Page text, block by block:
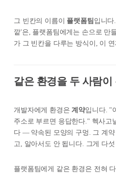
그 빈칸의 이름이 플랫폼팀 입니
깥'은, 플랫폼팀에게는 손으로 만
가 그 빈칸을 다루는 방식이, 이
같은 환경을 두 사람이
개발자에게 환경은계약입니다. "
주소로 부르면 응답한다." 헥사고
다 — 약속된 모양의 구멍. 그 계
고, 알아서도 안 됩니다. 그게 다
플랫폼팀에게 같은 환경은 전혀